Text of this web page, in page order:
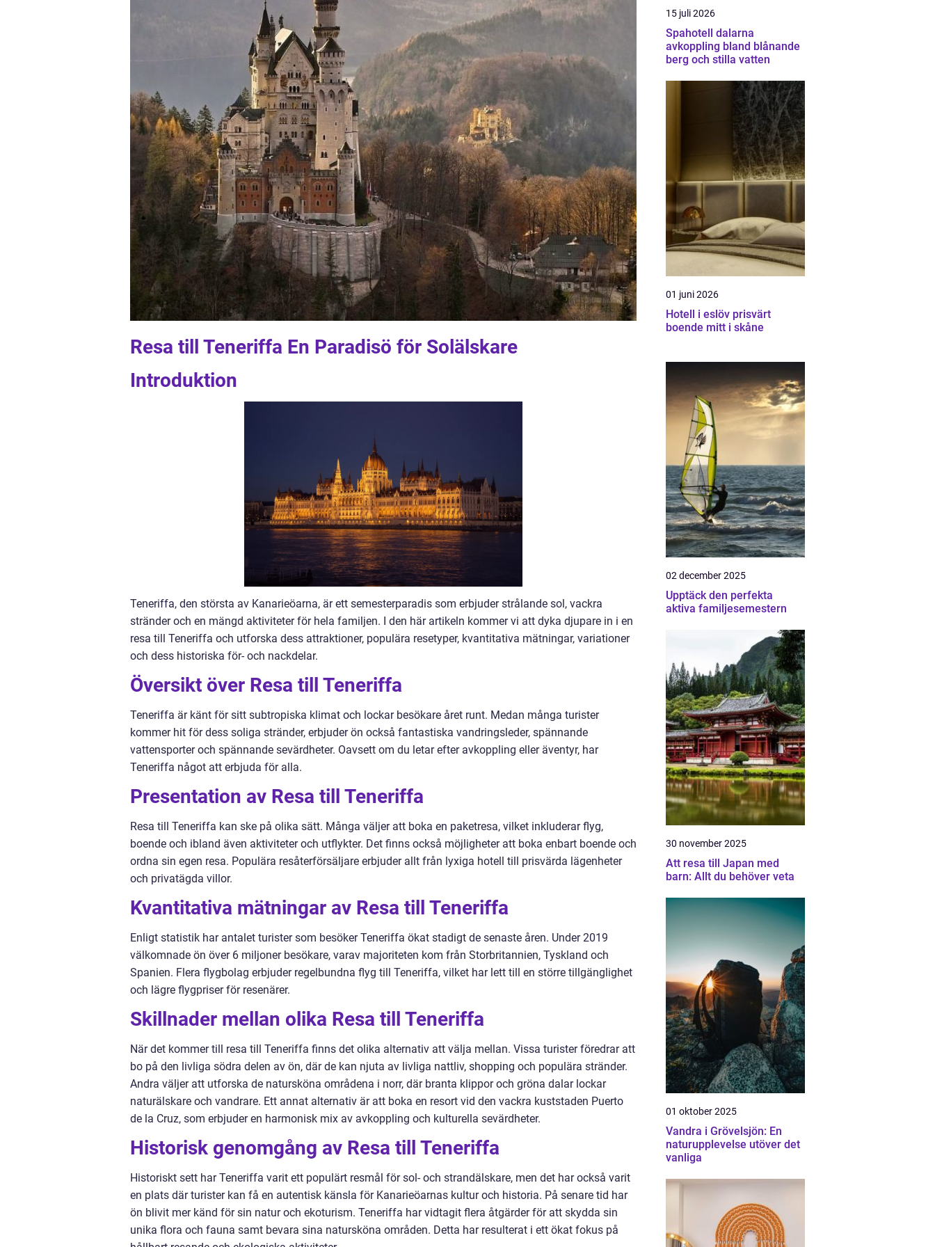
Resa till Teneriffa En Paradisö för Solälskare
Introduktion
Teneriffa, den största av Kanarieöarna, är ett semesterparadis som erbjuder strålande sol, vackra
stränder och en mängd aktiviteter för hela familjen. I den här artikeln kommer vi att dyka djupare in i en
resa till Teneriffa och utforska dess attraktioner, populära resetyper, kvantitativa mätningar, variationer
och dess historiska för- och nackdelar.
Översikt över Resa till Teneriffa
Teneriffa är känt för sitt subtropiska klimat och lockar besökare året runt. Medan många turister
kommer hit för dess soliga stränder, erbjuder ön också fantastiska vandringsleder, spännande
vattensporter och spännande sevärdheter. Oavsett om du letar efter avkoppling eller äventyr, har
Teneriffa något att erbjuda för alla.
Presentation av Resa till Teneriffa
Resa till Teneriffa kan ske på olika sätt. Många väljer att boka en paketresa, vilket inkluderar flyg,
boende och ibland även aktiviteter och utflykter. Det finns också möjligheter att boka enbart boende och
ordna sin egen resa. Populära resåterförsäljare erbjuder allt från lyxiga hotell till prisvärda lägenheter
och privatägda villor.
Kvantitativa mätningar av Resa till Teneriffa
Enligt statistik har antalet turister som besöker Teneriffa ökat stadigt de senaste åren. Under 2019
välkomnade ön över 6 miljoner besökare, varav majoriteten kom från Storbritannien, Tyskland och
Spanien. Flera flygbolag erbjuder regelbundna flyg till Teneriffa, vilket har lett till en större tillgänglighet
och lägre flygpriser för resenärer.
Skillnader mellan olika Resa till Teneriffa
När det kommer till resa till Teneriffa finns det olika alternativ att välja mellan. Vissa turister föredrar att
bo på den livliga södra delen av ön, där de kan njuta av livliga nattliv, shopping och populära stränder.
Andra väljer att utforska de natursköna områdena i norr, där branta klippor och gröna dalar lockar
naturälskare och vandrare. Ett annat alternativ är att boka en resort vid den vackra kuststaden Puerto
de la Cruz, som erbjuder en harmonisk mix av avkoppling och kulturella sevärdheter.
Historisk genomgång av Resa till Teneriffa
Historiskt sett har Teneriffa varit ett populärt resmål för sol- och strandälskare, men det har också varit
en plats där turister kan få en autentisk känsla för Kanarieöarnas kultur och historia. På senare tid har
ön blivit mer känd för sin natur och ekoturism. Teneriffa har vidtagit flera åtgärder för att skydda sin
unika flora och fauna samt bevara sina natursköna områden. Detta har resulterat i ett ökat fokus på
15 juli 2026
Spahotell dalarna
avkoppling bland blånande
berg och stilla vatten
01 juni 2026
Hotell i eslöv prisvärt
boende mitt i skåne
02 december 2025
Upptäck den perfekta
aktiva familjesemestern
30 november 2025
Att resa till Japan med
barn: Allt du behöver veta
01 oktober 2025
Vandra i Grövelsjön: En
naturupplevelse utöver det
vanliga